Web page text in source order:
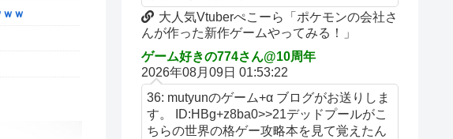
が悪いん
ｗ
大人気Vtuberぺこーら「ポケモンの会社さ
んが作った新作ゲームやってみる！」
ゲーム好きの774さん@10周年
2026年08月09日 01:53:22
36: mutyunのゲーム+α ブログがお送りしま
す。 ID:HBg+z8ba0>>21デッドプールがこ
ちらの世界の格ゲー攻略本を見て覚えたん